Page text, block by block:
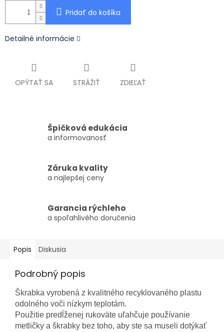
Pridať do košíka
Detailné informácie
OPÝTAŤ SA STRÁŽIŤ ZDIEĽAŤ
Špičková edukácia
a informovanosť
Záruka kvality
a najlepšej ceny
Garancia rýchleho
a spoľahlivého doručenia
Popis Diskusia
Podrobný popis
Škrabka vyrobená z kvalitného recyklovaného plastu
odolného voči nízkym teplotám.
Použitie predĺženej rukoväte uľahčuje používanie
metličky a škrabky bez toho, aby ste sa museli dotýkať